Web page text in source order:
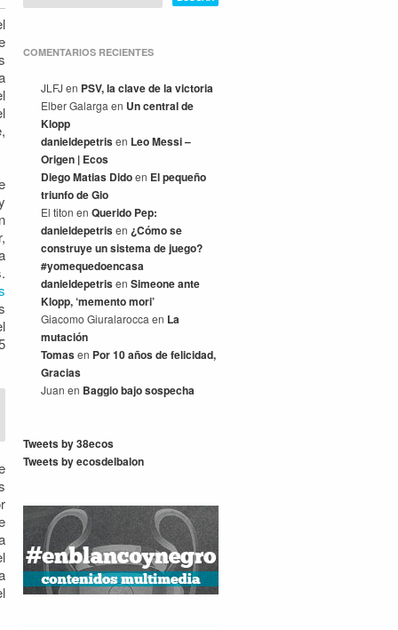
COMENTARIOS RECIENTES
JLFJ en PSV, la clave de la victoria
Elber Galarga en Un central de
Klopp
danieldepetrisen Leo Messi –
Origen | Ecos
Diego Matias Didoen El pequeño
triunfo de Gio
El titon en Querido Pep:
danieldepetrisen ¿Cómo se
construye un sistema de juego?
#yomequedoencasa
danieldepetrisen Simeone ante
Klopp, ‘memento mori’
Giacomo Giuralarocca en La
mutación
Tomasen Por 10 años de felicidad,
Gracias
Juan en Baggio bajo sospecha
Tweets by 38ecos
Tweets by ecosdelbalon